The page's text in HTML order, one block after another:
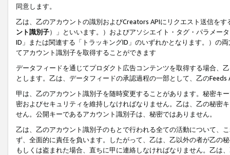
同意します。
乙は、乙のアカウントの識別およびCreators APIにリクエスト送信を
ント識別子）」といいます。）およびアソシエイト・タグ・パラメー
ID」または関連する「トラッキングID」のいずれかとなります。）の
てアカウント識別子を取得することができます
データフィードを通じてプロダクト広告コンテンツを取得する場合、
とします。乙は、データフィードの承認過程の一部として、乙の
甲は、乙のアカウント識別子を随時変更することがあります。秘密キ
密およびセキュリティを維持しなければなりません。乙は、乙の秘密
せん。公開キーであるアカウント識別子は、秘密ではありません。
乙は、乙のアカウント識別子のもとで行われる全ての活動について、
ず、全面的に責任を負います。したがって、乙は、乙以外の者が乙の
もしくは盗まれた場合、直ちに甲に連絡しなければなりません。乙は